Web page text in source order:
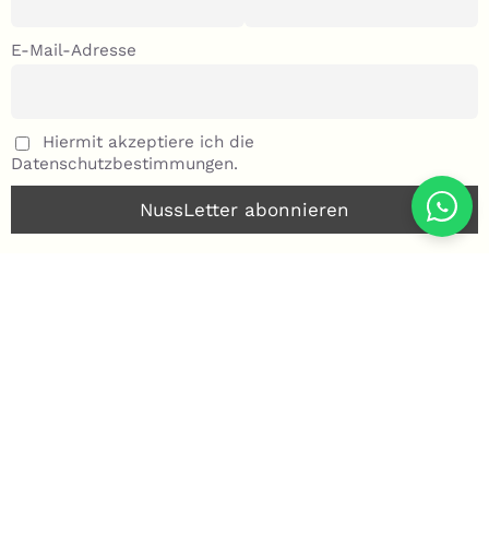
E-Mail-Adresse
Hiermit akzeptiere ich die
Datenschutzbestimmungen.